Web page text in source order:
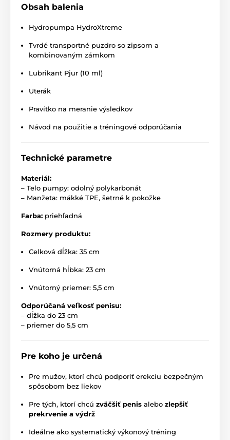
Obsah balenia
Hydropumpa HydroXtreme
Tvrdé transportné puzdro so zipsom a
kombinovaným zámkom
Lubrikant Pjur (10 ml)
Uterák
Pravítko na meranie výsledkov
Návod na použitie a tréningové odporúčania
Technické parametre
Materiál:
– Telo pumpy: odolný polykarbonát
– Manžeta: mäkké TPE, šetrné k pokožke
Farba: priehľadná
Rozmery produktu:
Celková dĺžka: 35 cm
Vnútorná hĺbka: 23 cm
Vnútorný priemer: 5,5 cm
Odporúčaná veľkosť penisu:
– dĺžka do 23 cm
– priemer do 5,5 cm
Pre koho je určená
Pre mužov, ktorí chcú podporiť erekciu bezpečným
spôsobom bez liekov
Pre tých, ktorí chcú zväčšiť penis alebo zlepšiť
prekrvenie a výdrž
Ideálne ako systematický výkonový tréning